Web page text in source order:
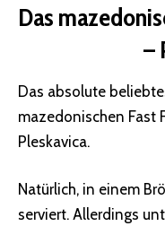
Das
–
Das absolute
mazedonischen Fast
Pleskavica.
Natürlich, in einem
serviert. Allerdings